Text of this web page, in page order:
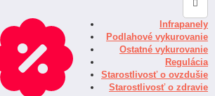
Infrapanely
Podlahové vykurovanie
Ostatné vykurovanie
Regulácia
Starostlivosť o ovzdušie
Starostlivosť o zdravie